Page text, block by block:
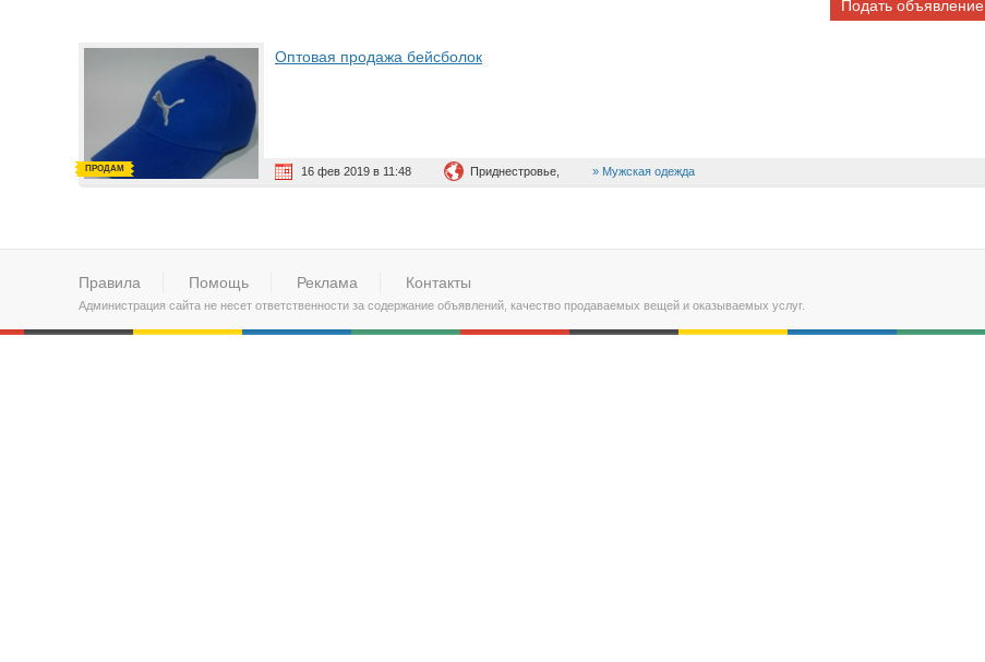
Подать объявление
Оптовая продажа бейсболок
16 фев 2019 в 11:48 Приднестровье, Мужская одежда
ПРОДАМ
Правила Помощь Реклама Контакты
Администрация сайта не несет ответственности за содержание объявлений, качество продаваемых вещей и оказываемых услуг.